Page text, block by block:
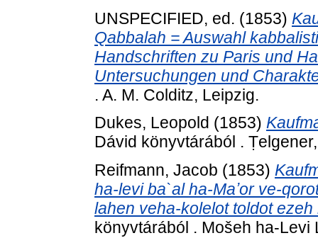
UNSPECIFIED, ed. (1853)
Qabbalah = Auswahl
Handschriften zu Paris und
Untersuchungen und
. A. M. Colditz, Leipzig.
Dukes, Leopold (1853)
Dávid könyvtárából .
Reifmann, Jacob (1853)
ha-levi ba`al ha-Maʼor ve-
lahen veha-kolelot toldot ezeh
könyvtárából . Mošeh ha-Levi